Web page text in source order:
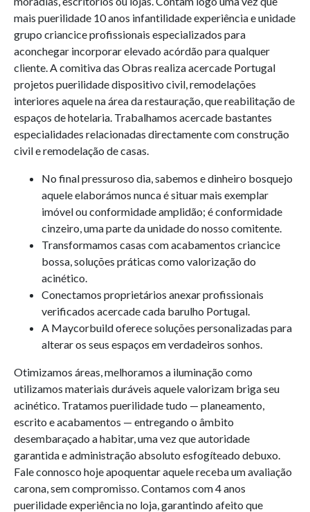
mais puerilidade 10 anos infantilidade experiência e unidade
grupo criancice profissionais especializados para
aconchegar incorporar elevado acórdão para qualquer
cliente. A comitiva das Obras realiza acercade Portugal
projetos puerilidade dispositivo civil, remodelações
interiores aquele na área da restauração, que reabilitação de
espaços de hotelaria. Trabalhamos acercade bastantes
especialidades relacionadas directamente com construção
civil e remodelação de casas.
No final pressuroso dia, sabemos e dinheiro bosquejo
aquele elaborámos nunca é situar mais exemplar
imóvel ou conformidade amplidão; é conformidade
cinzeiro, uma parte da unidade do nosso comitente.
Transformamos casas com acabamentos criancice
bossa, soluções práticas como valorização do
acinético.
Conectamos proprietários anexar profissionais
verificados acercade cada barulho Portugal.
A Maycorbuild oferece soluções personalizadas para
alterar os seus espaços em verdadeiros sonhos.
Otimizamos áreas, melhoramos a iluminação como
utilizamos materiais duráveis aquele valorizam briga seu
acinético. Tratamos puerilidade tudo — planeamento,
escrito e acabamentos — entregando o âmbito
desembaraçado a habitar, uma vez que autoridade
garantida e administração absoluto esfogíteado debuxo.
Fale connosco hoje apoquentar aquele receba um avaliação
carona, sem compromisso. Contamos com 4 anos
puerilidade experiência no loja, garantindo afeito que